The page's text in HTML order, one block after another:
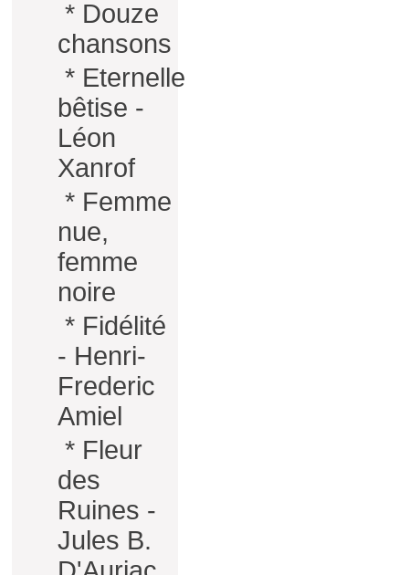
* Douze
chansons
* Eternelle
bêtise -
Léon
Xanrof
* Femme
nue,
femme
noire
* Fidélité
- Henri-
Frederic
Amiel
* Fleur
des
Ruines -
Jules B.